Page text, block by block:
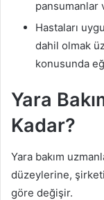
pansumanlar
Hastaları
dahil olmak
konusunda
Yara
Kadar?
Yara bakım
düzeylerine,
göre değişir.